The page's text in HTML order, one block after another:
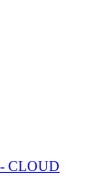
CLOUD